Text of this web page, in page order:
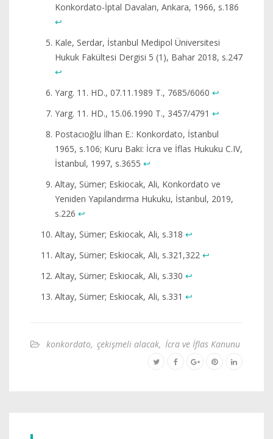
Konkordato-İptal Davaları, Ankara, 1966, s.186
↩︎
Kale, Serdar, İstanbul Medipol Üniversitesi
Hukuk Fakültesi Dergisi 5 (1), Bahar 2018, s.247
↩︎
Yarg. 11. HD., 07.11.1989 T., 7685/6060 ↩︎
Yarg. 11. HD., 15.06.1990 T., 3457/4791 ↩︎
Postacıoğlu İlhan E.: Konkordato, İstanbul
1965, s.106; Kuru Baki: İcra ve İflas Hukuku C.IV,
İstanbul, 1997, s.3655 ↩︎
Altay, Sümer; Eskiocak, Ali, Konkordato ve
Yeniden Yapılandırma Hukuku, İstanbul, 2019,
s.226 ↩︎
Altay, Sümer; Eskiocak, Ali, s.318 ↩︎
Altay, Sümer; Eskiocak, Ali, s.321,322 ↩︎
Altay, Sümer; Eskiocak, Ali, s.330 ↩︎
Altay, Sümer; Eskiocak, Ali, s.331 ↩︎
konkordato, çekişmeli alacak, İcra ve İflas Kanunu